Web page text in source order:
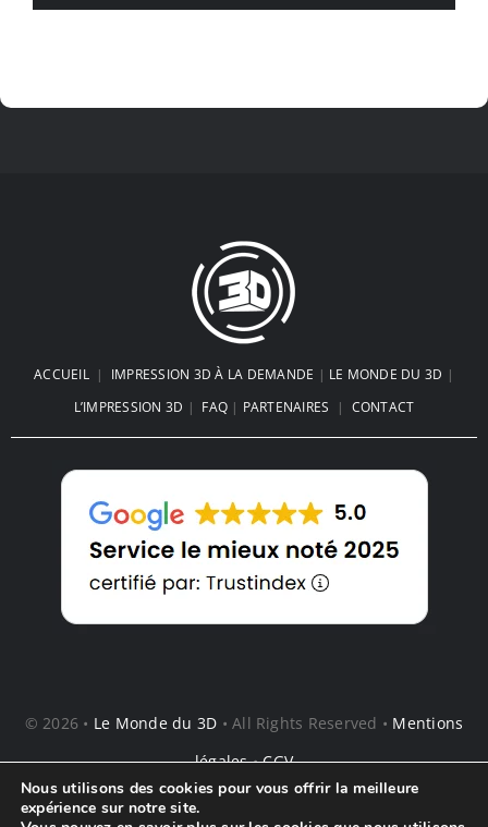
ACCUEIL| IMPRESSION 3D À LA DEMANDE | LE MONDE DU 3D |
L’IMPRESSION 3D | FAQ | PARTENAIRES | CONTACT
© 2026 • Le Monde du 3D • All Rights Reserved • Mentions
légales•CGV
Nous utilisons des cookies pour vous offrir la meilleure
expérience sur notre site.